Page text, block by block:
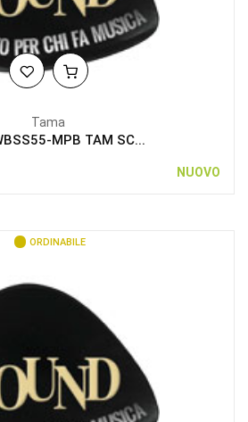
Tama
MPB TAM SC...
NUOVO
ORDINABILE